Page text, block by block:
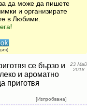
да може да пишете
и организирате
в Любими.
се бързо и
и ароматно
приготвя
[Изпробвана]
23 Май
2018